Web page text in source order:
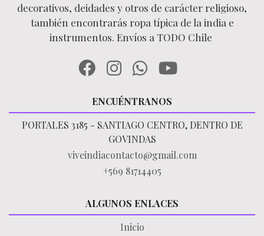
decorativos, deidades y otros de carácter religioso,
también encontrarás ropa típica de la india e
instrumentos. Envíos a TODO Chile
ENCUÉNTRANOS
PORTALES 3185 - SANTIAGO CENTRO, DENTRO DE
GOVINDAS
viveindiacontacto@gmail.com
+569 81714405
ALGUNOS ENLACES
Inicio